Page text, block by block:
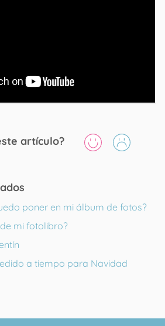
artículo?
poner en mi álbum de fotos?
mi fotolibro?
a tiempo para Navidad